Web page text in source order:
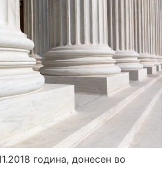
година, донесен во